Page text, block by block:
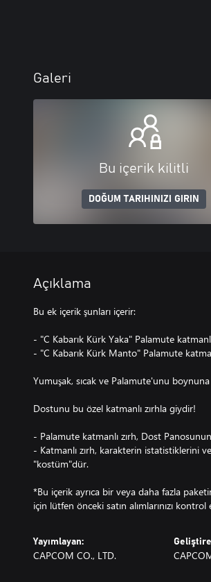
Galeri
Bu içerik kilitli
DOĞUM TARIHINIZI GIRIN
Açıklama
Bu ek içerik şunları içerir:
- "C Kabarık Kürk Yaka" Palamute
- "C Kabarık Kürk Manto" Palamute
Yumuşak, sıcak ve Palamute'unu
Dostunu bu özel katmanlı zırhla giydir!
- Palamute katmanlı zırh, Dost
- Katmanlı zırh, karakterin istatistiklerini
"kostüm"dür.
*Bu içerik ayrıca bir veya daha fazla
için lütfen önceki satın alımlarınızı kontrol
Yayımlayan:
CAPCOM CO., LTD.